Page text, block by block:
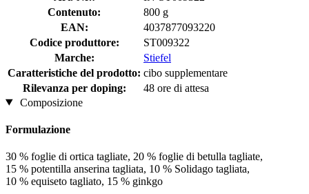
Contenuto:
800 g
EAN:
4037877093220
Codice produttore:
ST009322
Marche:
Stiefel
Caratteristiche del prodotto: cibo supplementare
Rilevanza per doping:
48 ore di attesa
Composizione
Formulazione
30 % foglie di ortica tagliate, 20 % foglie di betulla tagliate,
15 % potentilla anserina tagliata, 10 % Solidago tagliata,
10 % equiseto tagliato, 15 % ginkgo